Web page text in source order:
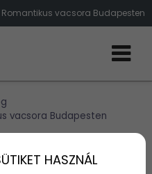
Romantikus vacsora Budapesten
vacsora Budapesten
romantikus
HASZNÁL